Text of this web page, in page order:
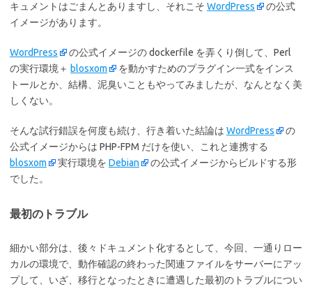
キュメントはごまんとありますし、それこそ WordPress
の公式
イメージがあります。
WordPress
の公式イメージの dockerfile を弄くり倒して、Perl
の実行環境＋ blosxom
を動かすためのプラグイン一式をインス
トールとか、結構、泥臭いこともやってみましたが、なんとなく美
しくない。
そんな試行錯誤を何度も続け、行き着いた結論は WordPress
の
公式イメージからは PHP-FPM だけを使い、これと連携する
blosxom
実行環境を Debian
の公式イメージからビルドする形
でした。
最初のトラブル
細かい部分は、後々ドキュメント化するとして、今回、一通りロー
カルの環境で、動作確認の終わった関連ファイルをサーバーにアッ
プして、いざ、移行となったときに遭遇した最初のトラブルについ